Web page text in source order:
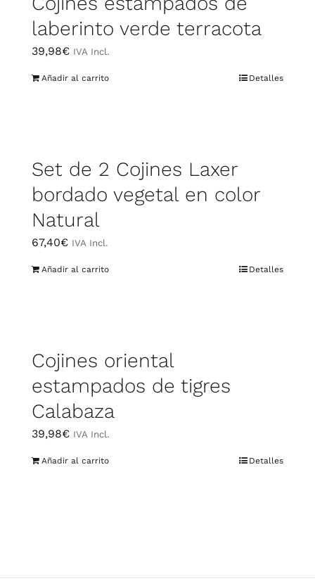
laberinto verde terracota
39,98€ IVA Incl.
Añadir al carrito Detalles
Set de 2 Cojines Laxer
bordado vegetal en color
Natural
67,40€ IVA Incl.
Añadir al carrito Detalles
Cojines oriental
estampados de tigres
Calabaza
39,98€ IVA Incl.
Añadir al carrito Detalles